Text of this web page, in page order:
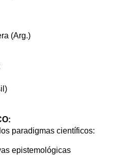
(Arg.)
paradigmas científicos:
epistemológicas